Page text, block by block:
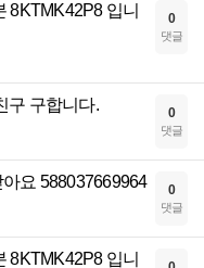
8KTMK42P8 입니
0
댓글
구 구합니다. 0
댓글
요 588037669964 0
댓글
8KTMK42P8 입니